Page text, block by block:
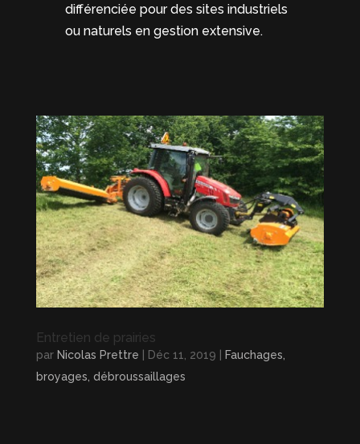
différenciée pour des sites industriels
ou naturels en gestion extensive.
Entretien de prairies
par Nicolas Prettre Déc 11, 2019
Fauchages,
broyages, débroussaillages